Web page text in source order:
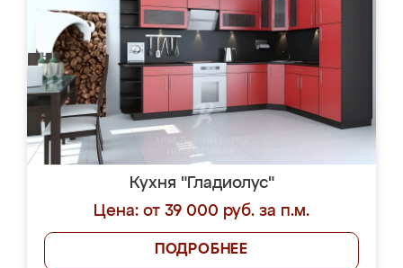
Кухня "Гладиолус"
Цена: от 39 000 руб. за п.м.
ПОДРОБНЕЕ